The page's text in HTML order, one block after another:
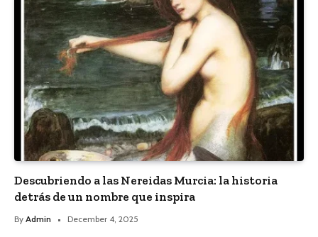
Descubriendo a las Nereidas Murcia: la historia
detrás de un nombre que inspira
By Admin December 4, 2025